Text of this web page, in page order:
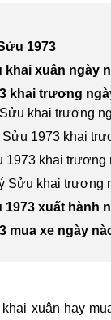
1973
khai xuân ngày
khai trương
khai trương
Sửu 1973 khai
1973 khai trương
Sửu khai trương
1973 xuất hành
mua xe ngày
xuân hay